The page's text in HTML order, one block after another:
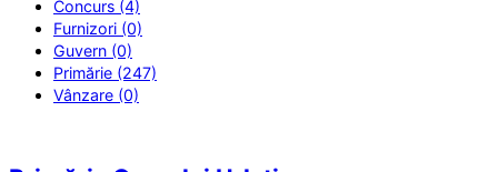
Concurs (4)
Furnizori (0)
Guvern (0)
Primărie (247)
Vânzare (0)